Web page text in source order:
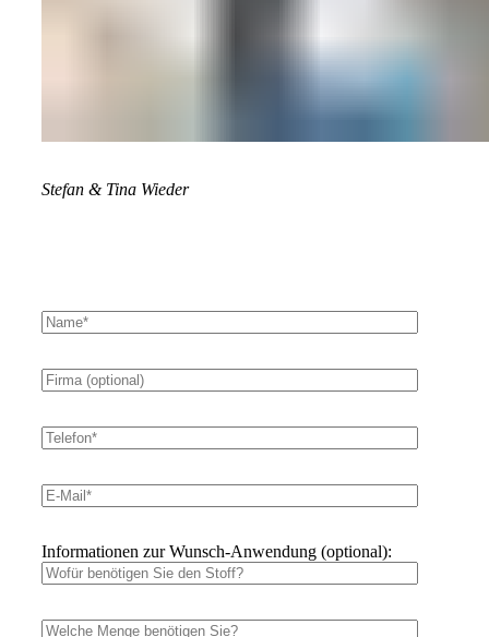
Stefan & Tina Wieder
Informationen zur Wunsch-Anwendung (optional):